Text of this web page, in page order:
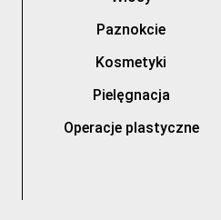
Paznokcie
Kosmetyki
Pielęgnacja
Operacje plastyczne